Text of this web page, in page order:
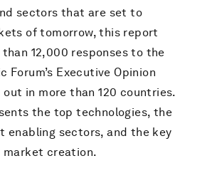
sectors that are set to
of tomorrow, this report
than 12,000 responses to the
Forum’s Executive Opinion
out in more than 120 countries.
the top technologies, the
enabling sectors, and the key
creation.